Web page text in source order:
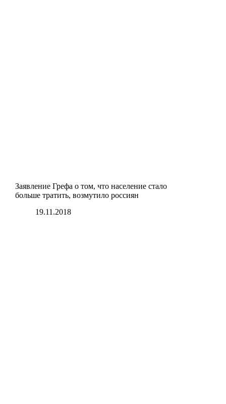
Заявление Грефа о том, что население стало
больше тратить, возмутило россиян
19.11.2018